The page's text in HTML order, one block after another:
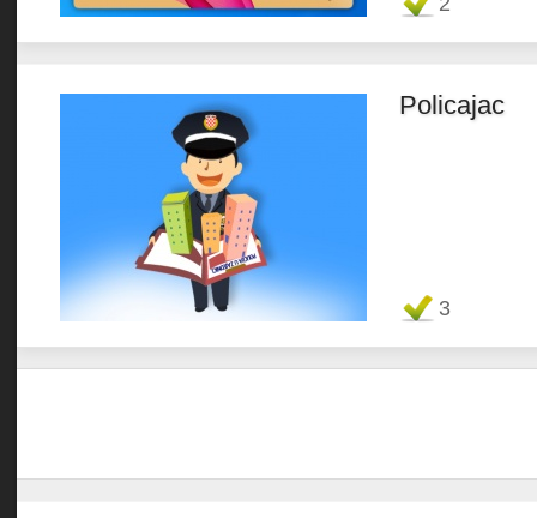
Policajac
Favorit 3